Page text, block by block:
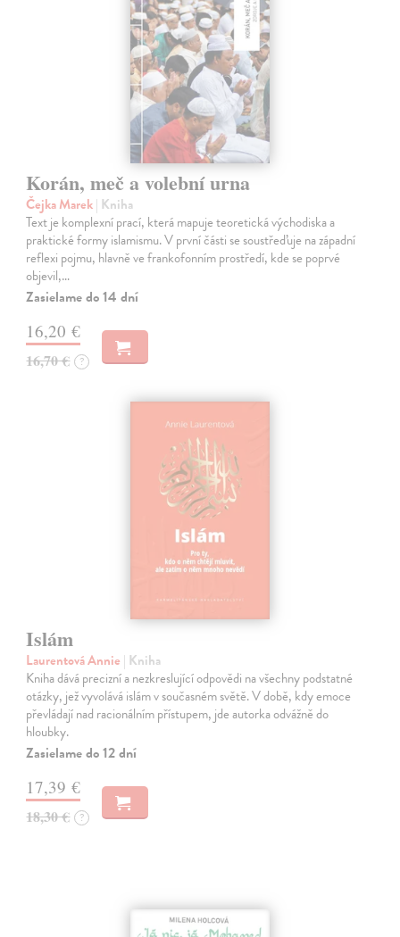
Korán, meč a volební urna
Čejka Marek| Kniha
Text je komplexní prací, která mapuje teoretická východiska a
praktické formy islamismu. V první části se soustřeďuje na západní
reflexi pojmu, hlavně ve frankofonním prostředí, kde se poprvé
objevil,…
Zasielame do 14 dní
16,20 €
16,70 € ?
Islám
Laurentová Annie | Kniha
Kniha dává precizní a nezkreslující odpovědi na všechny podstatné
otázky, jež vyvolává islám v současném světě. V době, kdy emoce
převládají nad racionálním přístupem, jde autorka odvážně do
hloubky.
Zasielame do 12 dní
17,39 €
18,30 € ?